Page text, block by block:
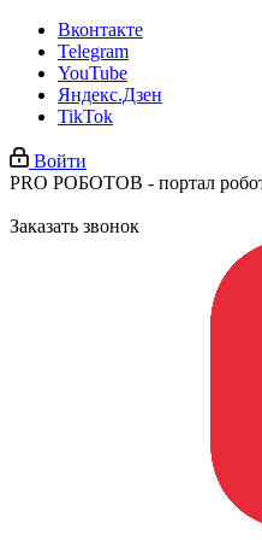
Вконтакте
Telegram
YouTube
Яндекс.Дзен
TikTok
Войти
PRO РОБОТОВ - портал
Заказать звонок